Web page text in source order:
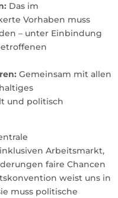
Das im
Vorhaben muss
– unter Einbindung
Gemeinsam mit allen
und politisch
Arbeitsmarkt,
faire Chancen
weist uns in
muss politische